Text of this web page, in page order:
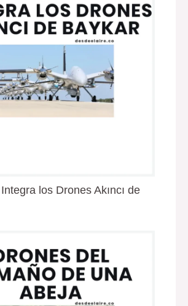
los Drones Akıncı de